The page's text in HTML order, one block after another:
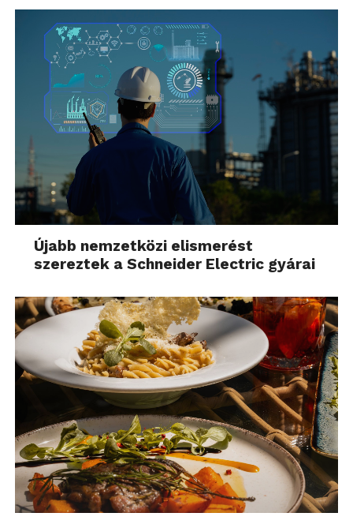
Újabb nemzetközi elismerést
szereztek a Schneider Electric gyárai